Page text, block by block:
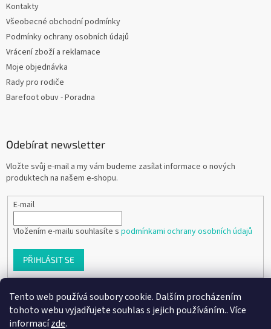
Tento web používá soubory cookie. Dalším procházením
tohoto webu vyjadřujete souhlas s jejich používáním.. Více
informacízde.
Kontakty
Všeobecné obchodní podmínky
Podmínky ochrany osobních údajů
Vrácení zboží a reklamace
Moje objednávka
Rady pro rodiče
Barefoot obuv - Poradna
Odebírat newsletter
Vložte svůj e-mail a my vám budeme zasílat informace o nových
produktech na našem e-shopu.
E-mail
Vložením e-mailu souhlasíte s podmínkami ochrany osobních údajů
PŘIHLÁSIT SE
Vytvořil Shoptet